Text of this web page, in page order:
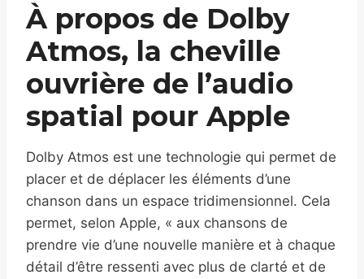
À propos de Dolby
Atmos, la cheville
ouvrière de l’audio
spatial pour Apple
Dolby Atmos est une technologie qui permet de
placer et de déplacer les éléments d’une
chanson dans un espace tridimensionnel. Cela
permet, selon Apple, « aux chansons de
prendre vie d’une nouvelle manière et à chaque
détail d’être ressenti avec plus de clarté et de